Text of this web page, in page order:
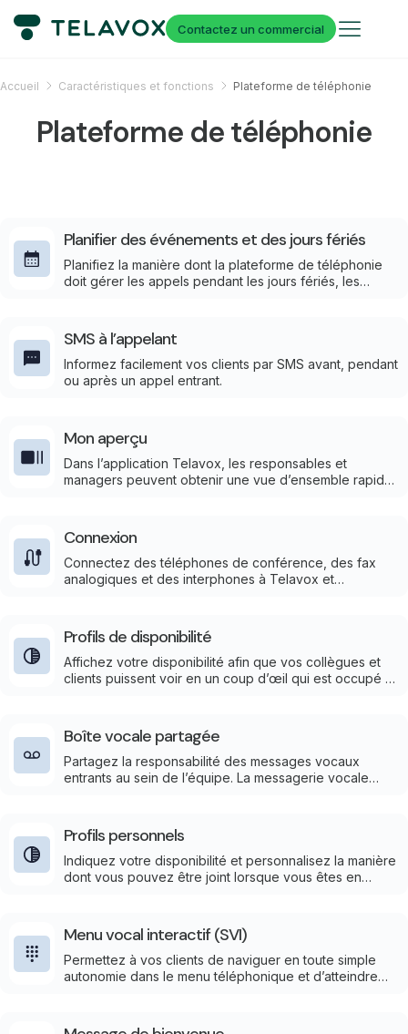
Contactez un commercial
Accueil Caractéristiques et fonctions Plateforme de téléphonie
Plateforme de téléphonie
Planifier des événements et des jours fériés
Planifiez la manière dont la plateforme de téléphonie
doit gérer les appels pendant les jours fériés, les
d’appels s’activent automatiquement au début de la
période.
SMS à l’appelant
Informez facilement vos clients par SMS avant, pendant
ou après un appel entrant.
Mon aperçu
Dans l’application Telavox, les responsables et
managers peuvent obtenir une vue d’ensemble rapide
Connexion
Connectez des téléphones de conférence, des fax
analogiques et des interphones à Telavox et
Profils de disponibilité
Affichez votre disponibilité afin que vos collègues et
clients puissent voir en un coup d’œil qui est occupé et
Boîte vocale partagée
Partagez la responsabilité des messages vocaux
entrants au sein de l’équipe. La messagerie vocale
Profils personnels
Indiquez votre disponibilité et personnalisez la manière
dont vous pouvez être joint lorsque vous êtes en
Menu vocal interactif (SVI)
Permettez à vos clients de naviguer en toute simple
autonomie dans le menu téléphonique et d’atteindre
fonction du choix du client.